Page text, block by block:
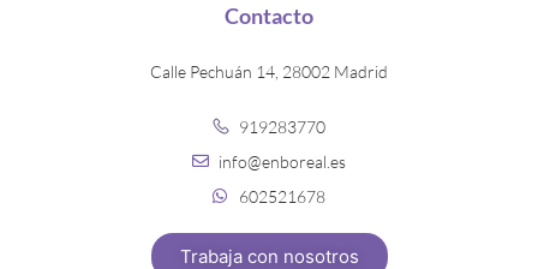
Contacto
Calle Pechuán 14, 28002 Madrid
919283770
info@enboreal.es
602521678
Trabaja con nosotros